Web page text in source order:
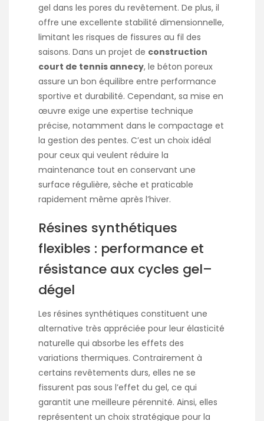
gel dans les pores du revêtement. De plus, il
offre une excellente stabilité dimensionnelle,
limitant les risques de fissures au fil des
saisons. Dans un projet de construction
court de tennis annecy, le béton poreux
assure un bon équilibre entre performance
sportive et durabilité. Cependant, sa mise en
œuvre exige une expertise technique
précise, notamment dans le compactage et
la gestion des pentes. C’est un choix idéal
pour ceux qui veulent réduire la
maintenance tout en conservant une
surface régulière, sèche et praticable
rapidement même après l’hiver.
Résines synthétiques
flexibles : performance et
résistance aux cycles gel–
dégel
Les résines synthétiques constituent une
alternative très appréciée pour leur élasticité
naturelle qui absorbe les effets des
variations thermiques. Contrairement à
certains revêtements durs, elles ne se
fissurent pas sous l’effet du gel, ce qui
garantit une meilleure pérennité. Ainsi, elles
représentent un choix stratégique pour la